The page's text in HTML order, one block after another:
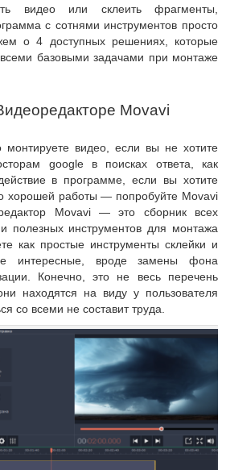
видео или склеить фрагменты,
с сотнями инструментов просто
о 4 доступных решениях, которые
всеми базовыми задачами при монтаже
Movavi
монтируете видео, если вы не хотите
google в поисках ответа, как
в программе, если вы хотите
хорошей работы — попробуйте Movavi
Movavi — это сборник всех
полезных инструментов для монтажа
как простые инструменты склейки и
интересные, вроде замены фона
Конечно, это не весь перечень
находятся на виду у пользователя
со всеми не составит труда.